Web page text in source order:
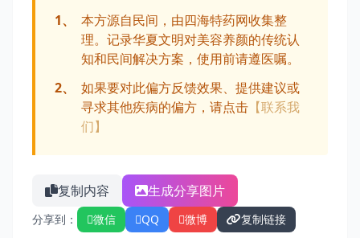
1、
本方源自民间，由四海特药网收集整
理。记录华夏文明对美容养颜的传统认
知和民间解决方案，使用前请遵医嘱。
2、
如果要对此偏方反馈效果、提供建议或
寻求其他疾病的偏方，请点击 【联系我
们】
复制内容 生成分享图片
分享到： 微信 QQ 微博 复制链接